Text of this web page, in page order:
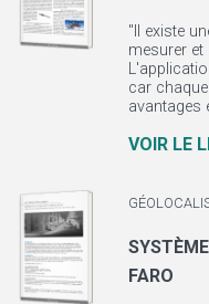
"Il existe
mesurer
car
avantages
VOIR LE
FARO